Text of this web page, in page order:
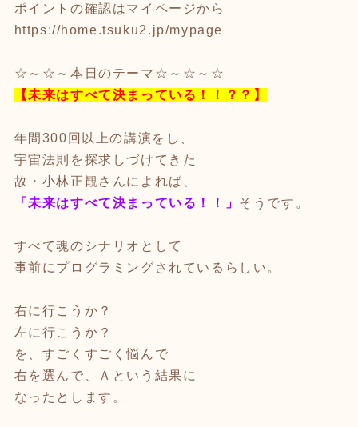
ポイントの確認はマイページから
https://home.tsuku2.jp/mypage
☆～☆～本日のテーマ☆～☆～☆
【未来はすべて決まっている！！？？】
年間300回以上の講演をし、
宇宙法則を探求しづけてきた
故・小林正観さんによれば、
「未来はすべて決まっている！！」 そうです。
すべて魂のシナリオとして
事前にプログラミングされているらしい。
右に行こうか？
左に行こうか？
を、すごくすごく悩んで
右を選んで、Ａという結果に
なったとします。